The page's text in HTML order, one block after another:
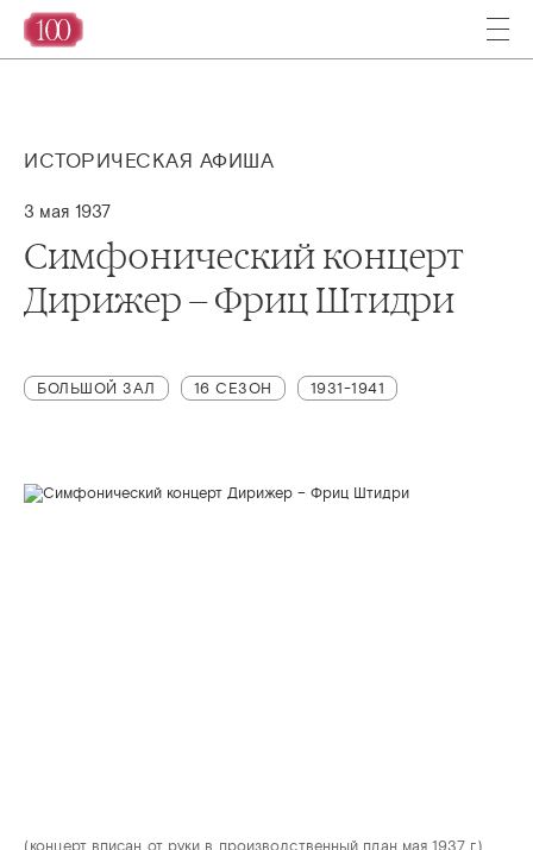
ИСТОРИЧЕСКАЯ АФИША
3 мая 1937
Симфонический концерт
Дирижер – Фриц Штидри
БОЛЬШОЙ ЗАЛ 16 СЕЗОН 1931-1941
(концерт вписан от руки в производственный план мая 1937 г.)